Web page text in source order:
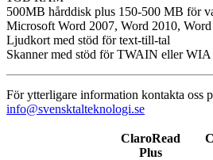
500MB hårddisk plus 150-500 MB för
Microsoft Word 2007, Word 2010,
Ljudkort med stöd för text-till-tal
Skanner med stöd för TWAIN eller WIA
För ytterligare information kontakta oss
info@svensktalteknologi.se
ClaroRead
Plus